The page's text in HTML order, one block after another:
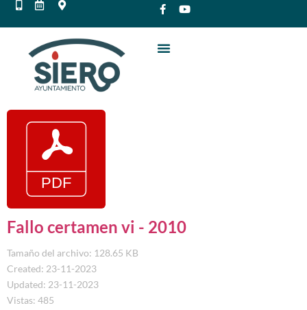
Fallo certamen vi - 2010
Tamaño del archivo: 128.65 KB
Created: 23-11-2023
Updated: 23-11-2023
Vistas: 485